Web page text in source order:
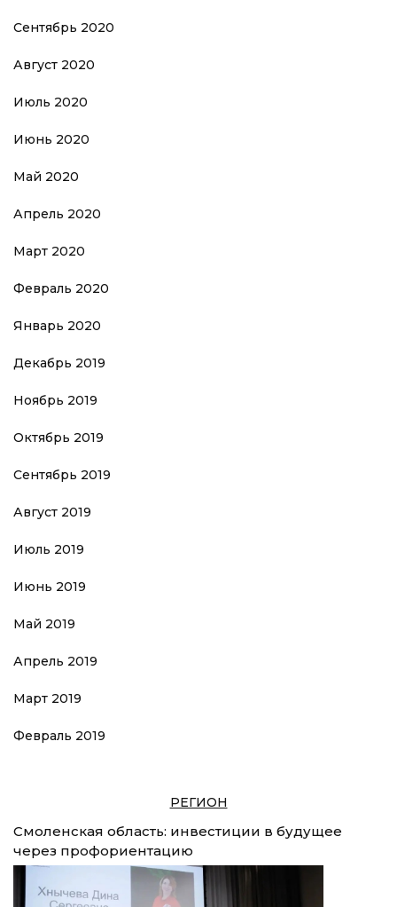
Сентябрь 2020
Август 2020
Июль 2020
Июнь 2020
Май 2020
Апрель 2020
Март 2020
Февраль 2020
Январь 2020
Декабрь 2019
Ноябрь 2019
Октябрь 2019
Сентябрь 2019
Август 2019
Июль 2019
Июнь 2019
Май 2019
Апрель 2019
Март 2019
Февраль 2019
РЕГИОН
Смоленская область: инвестиции в будущее
через профориентацию